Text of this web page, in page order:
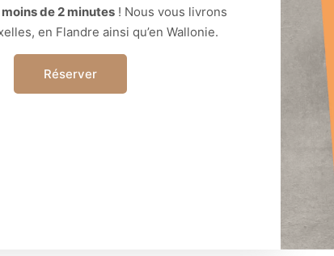
de 2 minutes ! Nous vous livrons
en Flandre ainsi qu’en Wallonie.
Réserver